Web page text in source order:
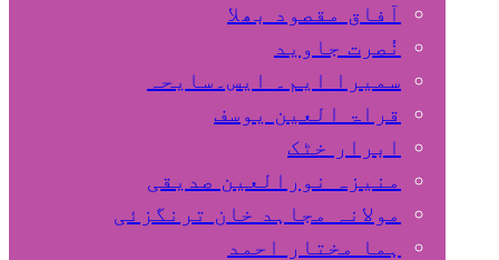
آفاق مقصود بھلا
نُصرت جاوید
سمیرا ایم۔ ایس۔سایحہ
قراۃ العین یوسف
ابرار خٹک
منیزہ نورالعین صدیقی
مولانہ مجاہد خان ترنگزئی
ہما مختار احمد